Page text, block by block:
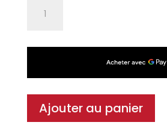
toit
Ajouter au panier